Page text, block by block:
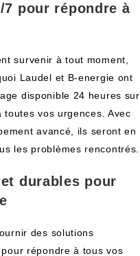
pour répondre à
survenir à tout moment,
Laudel et B-energie ont
disponible 24 heures sur
vos urgences. Avec
avancé, ils seront en
les problèmes rencontrés.
durables pour
des solutions
répondre à tous vos